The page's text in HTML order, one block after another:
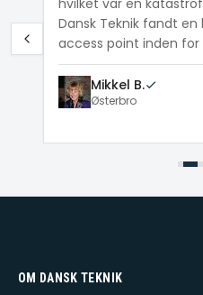
hvilket var en
Dansk Teknik fandt
access point inden for
Mikkel B.
Østerbro
OM DANSK TEKNIK